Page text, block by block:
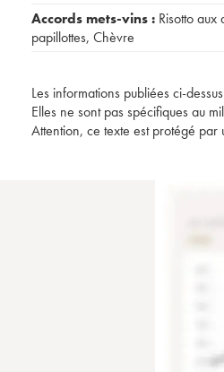
Accords mets-vins : Risotto aux
papillottes, Chèvre
Les informations publiées ci-
Elles ne sont pas spécifiques au
Attention, ce texte est protégé